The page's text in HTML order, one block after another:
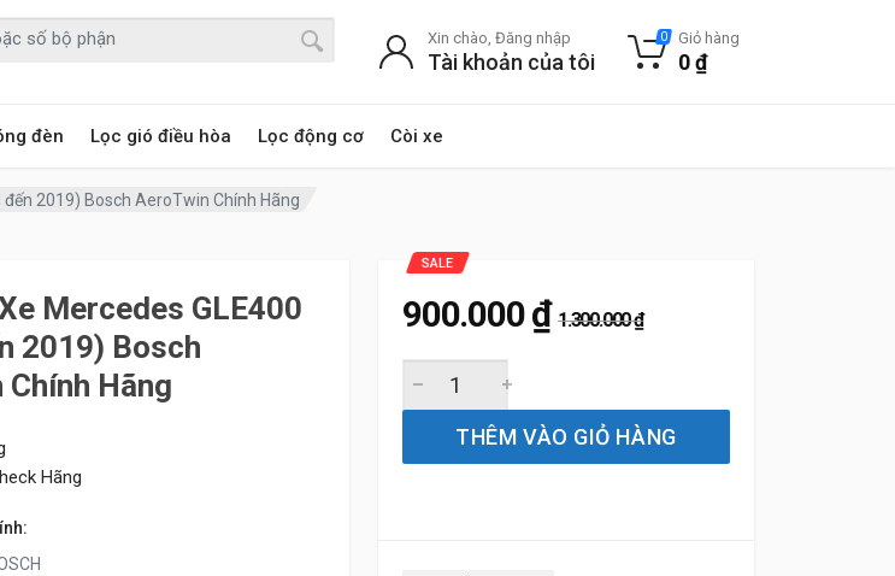
đèn Lọc gió điều hòa Lọc động cơ Còi xe
Xin chào, Đăng nhập
Tài khoản của tôi
0 Giỏ hàng
0₫
2019) Bosch AeroTwin Chính Hãng
Mercedes GLE400
2019) Bosch
Hãng
Hãng
SALE
900.000₫ 1.300.000₫
THÊM VÀO GIỎ HÀNG